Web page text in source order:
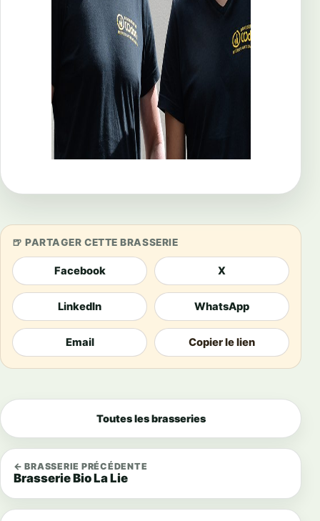
PARTAGER CETTE BRASSERIE
Facebook X
LinkedIn WhatsApp
Email Copier le lien
← BRASSERIE PRÉCÉDENTE
Brasserie Bio La Lie
Toutes les brasseries